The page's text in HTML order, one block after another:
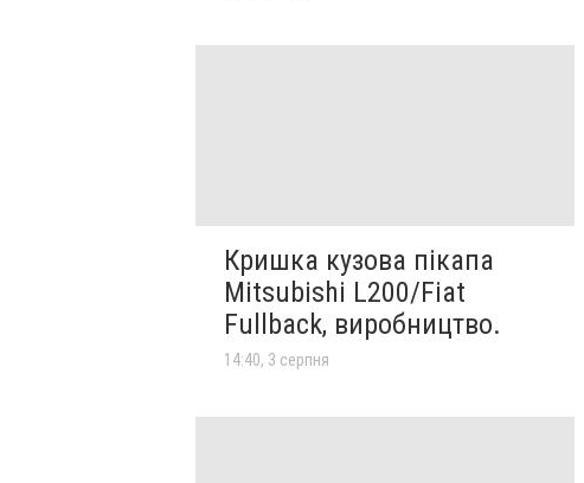
Кришка кузова пікапа
Mitsubishi L200/Fiat
Fullback, виробництво.
14:40, 3 серпня